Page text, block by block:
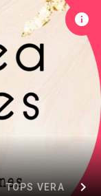
TOPS VERANO